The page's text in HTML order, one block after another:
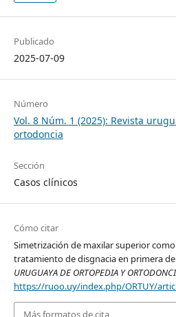
Publicado
2025-07-09
Número
Vol. 8 Núm. 1 (2025): Revista
ortodoncia
Sección
Casos clínicos
Cómo citar
Simetrización de maxilar superior
tratamiento de disgnacia en primera
URUGUAYA DE ORTOPEDIA Y
https://ruoo.uy/index.php/ORTUY/
Más formatos de cita